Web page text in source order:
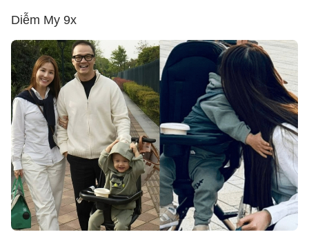
Diễm My 9x